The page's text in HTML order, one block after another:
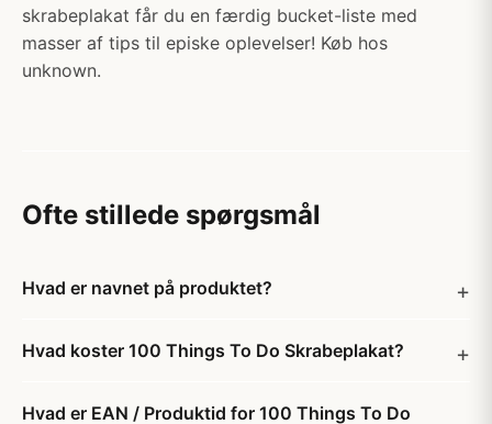
skrabeplakat får du en færdig bucket-liste med
masser af tips til episke oplevelser! Køb hos
unknown.
Ofte stillede spørgsmål
Hvad er navnet på produktet?
Hvad koster 100 Things To Do Skrabeplakat?
Hvad er EAN / Produktid for 100 Things To Do